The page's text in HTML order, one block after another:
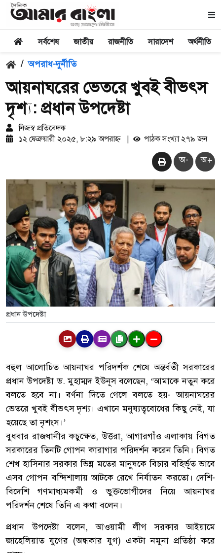
সর্বশেষ জাতীয় রাজনীতি সারাদেশ অর্থনীতি
/ অপরাধ-দুর্নীতি
আয়নাঘরের ভেতরে খুবই বীভৎস
দৃশ্য: প্রধান উপদেষ্টা
নিজস্ব প্রতিবেদক
১২ ফেব্রুয়ারী ২০২৫, ৮:২৯ অপরাহ্ন
পাঠক সংখ্যা ২৭৯ জন
অ- অ+
প্রধান উপদেষ্টা
বহুল আলোচিত আয়নাঘর পরিদর্শক শেষে অন্তর্বর্তী সরকারের
প্রধান উপদেষ্টা ড. মুহাম্মদ ইউনূস বলেছেন, ‘আমাকে নতুন করে
বলতে হবে না। বর্ণনা দিতে গেলে বলতে হয়- আয়নাঘরের
ভেতরে খুবই বীভৎস দৃশ্য। এখানে মনুষ্যত্ববোধের কিছু নেই, যা
হয়েছে তা নৃশংস।’
বুধবার রাজধানীর কচুক্ষেত, উত্তরা, আগারগাঁও এলাকায় বিগত
সরকারের তিনটি গোপন কারাগার পরিদর্শন করেন তিনি। বিগত
শেখ হাসিনার সরকার ভিন্ন মতের মানুষকে বিচার বহির্ভূত ভাবে
এসব গোপন বন্দিশালায় আটকে রেখে নির্যাতন করতো। দেশি-
বিদেশি গণমাধ্যমকর্মী ও ভুক্তভোগীদের নিয়ে আয়নাঘর
পরিদর্শন শেষে তিনি এ কথা বলেন।
প্রধান উপদেষ্টা বলেন, আওয়ামী লীগ সরকার আইয়ামে
জাহেলিয়াত যুগের (অন্ধকার যুগ) একটা নমুনা প্রতিষ্ঠা করে